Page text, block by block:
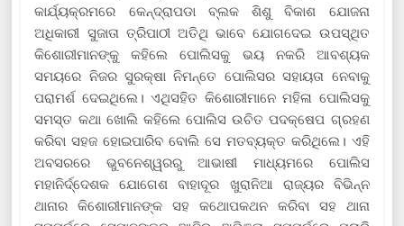
କାର୍ଯ୍ୟକ୍ରମରେ କେନ୍ଦ୍ରାପଡା ବ୍ଲକ ଶିଶୁ ବିକାଶ ଯୋଜନା
ଅଧିକାରୀ ସୁଜାତା ତ୍ରିପାଠୀ ଅତିଥି ଭାବେ ଯୋଗଦେଇ ଉପସ୍ଥିତ
କିଶୋରୀମାନଙ୍କୁ କହିଲେ ପୋଲିସକୁ ଭୟ ନକରି ଆବଶ୍ୟକ
ସମୟରେ ନିଜର ସୁରକ୍ଷା ନିମନ୍ତେ ପୋଲିସର ସହାୟତା ନେବାକୁ
ପରାମର୍ଶ ଦେଇଥିଲେ। ଏଥିସହିତ କିଶୋରୀମାନେ ମହିଳା ପୋଲିସକୁ
ସମସ୍ତ କଥା ଖୋଲି କହିଲେ ପୋଲିସ ଉଚିତ ପଦକ୍ଷେପ ଗ୍ରହଣ
କରିବା ସହଜ ହୋଇପାରିବ ବୋଲି ସେ ମତବ୍ୟକ୍ତ କରିଥିଲେ। ଏହି
ଅବସରରେ ଭୁବନେଶ୍ୱରରୁ ଆଭାଷୀ ମାଧ୍ୟମରେ ପୋଲିସ
ମହାନିର୍ଦ୍ଦେଶକ ଯୋଗେଶ ବାହାଦୂର ଖୁରାନିଆ ରାଜ୍ୟର ବିଭିନ୍ନ
ଥାନାର କିଶୋରୀମାନଙ୍କ ସହ କଥୋପକଥନ କରିବା ସହ ଥାନା